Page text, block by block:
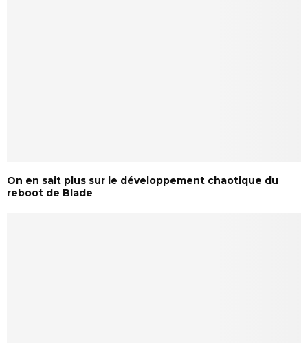
On en sait plus sur le développement chaotique du
reboot de Blade